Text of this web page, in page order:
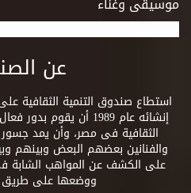
عن
استطاع صندوق التنمية الثقافية
إنشائه عام 1989 أن
الثقافية فى مصر، وأن يمد جسور
والفنانين بعضهم البعض وبينهم
على الكشف عن المواهب الشابة
ووضعها على طريق